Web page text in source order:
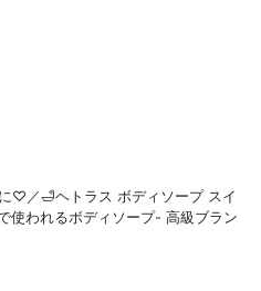
♡／🛁ヘトラス ボディソープ スイ
使われるボディソープ- 高級ブラン